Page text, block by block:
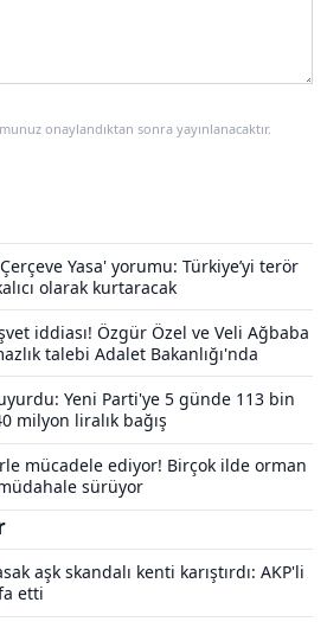
onaylandıktan sonra yayınlanacaktır.
Yasa' yorumu: Türkiye’yi terör
olarak kurtaracak
iddiası! Özgür Özel ve Veli Ağbaba
talebi Adalet Bakanlığı'nda
Yeni Parti'ye 5 günde 113 bin
milyon liralık bağış
mücadele ediyor! Birçok ilde orman
sürüyor
aşk skandalı kenti karıştırdı: AKP'li
etti